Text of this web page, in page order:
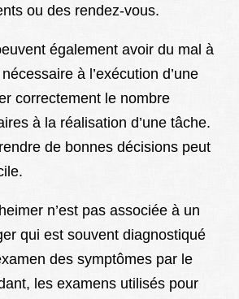
ou des rendez-vous.
également avoir du mal à
à l’exécution d’une
correctement le nombre
à la réalisation d’une tâche.
de bonnes décisions peut
n’est pas associée à un
qui est souvent diagnostiqué
des symptômes par le
les examens utilisés pour